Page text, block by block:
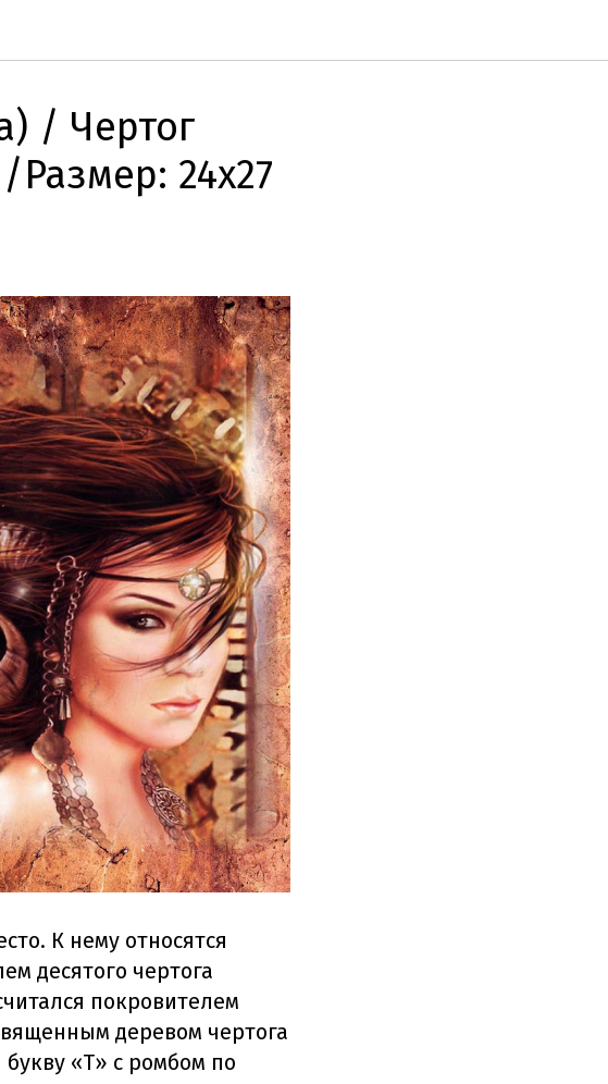
/ Чертог
24х27
К нему относятся
десятого чертога
покровителем
деревом чертога
букву «Т» с ромбом по